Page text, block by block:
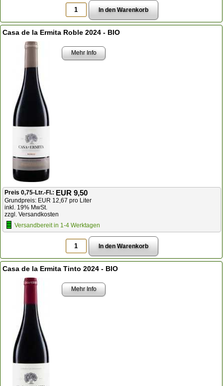
Casa de la Ermita Roble 2024 - BIO
Mehr Info
Preis 0,75-Ltr.-Fl.: EUR 9,50
Grundpreis: EUR 12,67 pro Liter
inkl. 19% MwSt.
zzgl. Versandkosten
Versandbereit in 1-4 Werktagen
Casa de la Ermita Tinto 2024 - BIO
Mehr Info